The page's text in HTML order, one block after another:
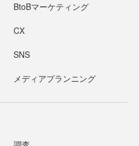
BtoBマーケティング
CX
SNS
メディアプランニング